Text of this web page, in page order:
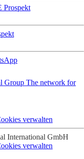
Prospekt
App
Group The network for
verwalten
International GmbH
verwalten